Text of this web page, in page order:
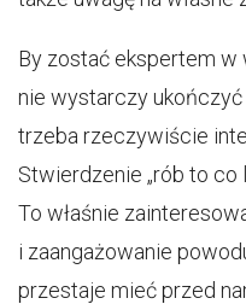
By zostać ekspertem w
nie wystarczy ukończyć
trzeba rzeczywiście
Stwierdzenie „rób to co
To właśnie
i zaangażowanie
przestaje mieć przed